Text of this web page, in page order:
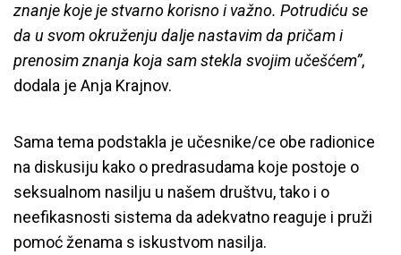
znanje koje je stvarno korisno i važno. Potrudiću se
da u svom okruženju dalje nastavim da pričam i
prenosim znanja koja sam stekla svojim učešćem”,
dodala je Anja Krajnov.
Sama tema podstakla je učesnike/ce obe radionice
na diskusiju kako o predrasudama koje postoje o
seksualnom nasilju u našem društvu, tako i o
neefikasnosti sistema da adekvatno reaguje i pruži
pomoć ženama s iskustvom nasilja.